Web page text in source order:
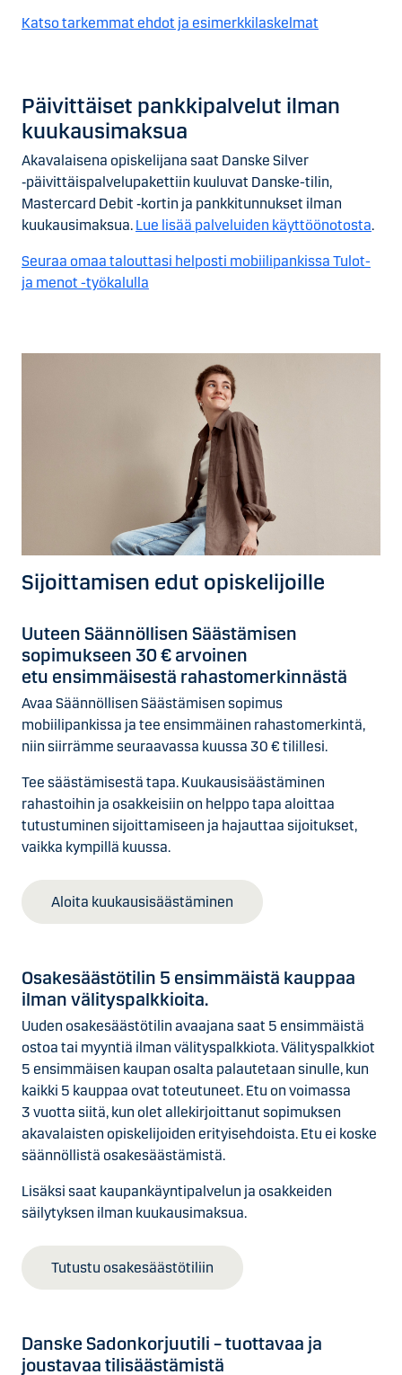
Katso tarkemmat ehdot ja esimerkkilaskelmat
Päivittäis­et pankkipalvelut ilman
kuukausi­maksua
Akavalaisena opiskelijana saat Danske Silver
‑päivittäispalvelupakettiin kuuluvat Danske-tilin,
Mastercard Debit ‑kortin ja pankkitunnukset ilman
kuukausimaksua. Lue lisää palveluiden käyttöönotosta.
Seuraa omaa talouttasi helposti mobiilipankissa Tulot-
ja menot -työkalulla
Sijoittamisen edut opiskelijoille
Uuteen Säännöl­lisen Säästä­misen
sopimukseen 30 € arvoinen
etu ensimmäisestä rahastomerkinnästä
Avaa Säännöllisen Säästämisen sopimus
mobiilipankissa ja tee ensimmäinen rahastomerkintä,
niin siirrämme seuraavassa kuussa 30 € tilillesi.
Tee säästämisestä tapa. Kuukausisäästäminen
rahastoihin ja osakkeisiin on helppo tapa aloittaa
tutustuminen sijoittamiseen ja hajauttaa sijoitukset,
vaikka kympillä kuussa.
Aloita kuukausisäästäminen
Osakesäästötilin 5 ensimmäistä kauppaa
ilman välityspalkkioita.
Uuden osakesäästötilin avaajana saat 5 ensimmäistä
ostoa tai myyntiä ilman välityspalkkiota. Välityspalkkiot
5 ensimmäisen kaupan osalta palautetaan sinulle, kun
kaikki 5 kauppaa ovat toteutuneet. Etu on voimassa
3 vuotta siitä, kun olet allekirjoittanut sopimuksen
akavalaisten opiskelijoiden erityisehdoista. Etu ei koske
säännöllistä osakesäästämistä.
Lisäksi saat kaupankäyntipalvelun ja osakkeiden
säilytyksen ilman kuukausimaksua.
Tutustu osakesäästötiliin
Danske Sadon­­korjuu­­tili – tuottavaa ja
joustavaa til­i­säästämistä